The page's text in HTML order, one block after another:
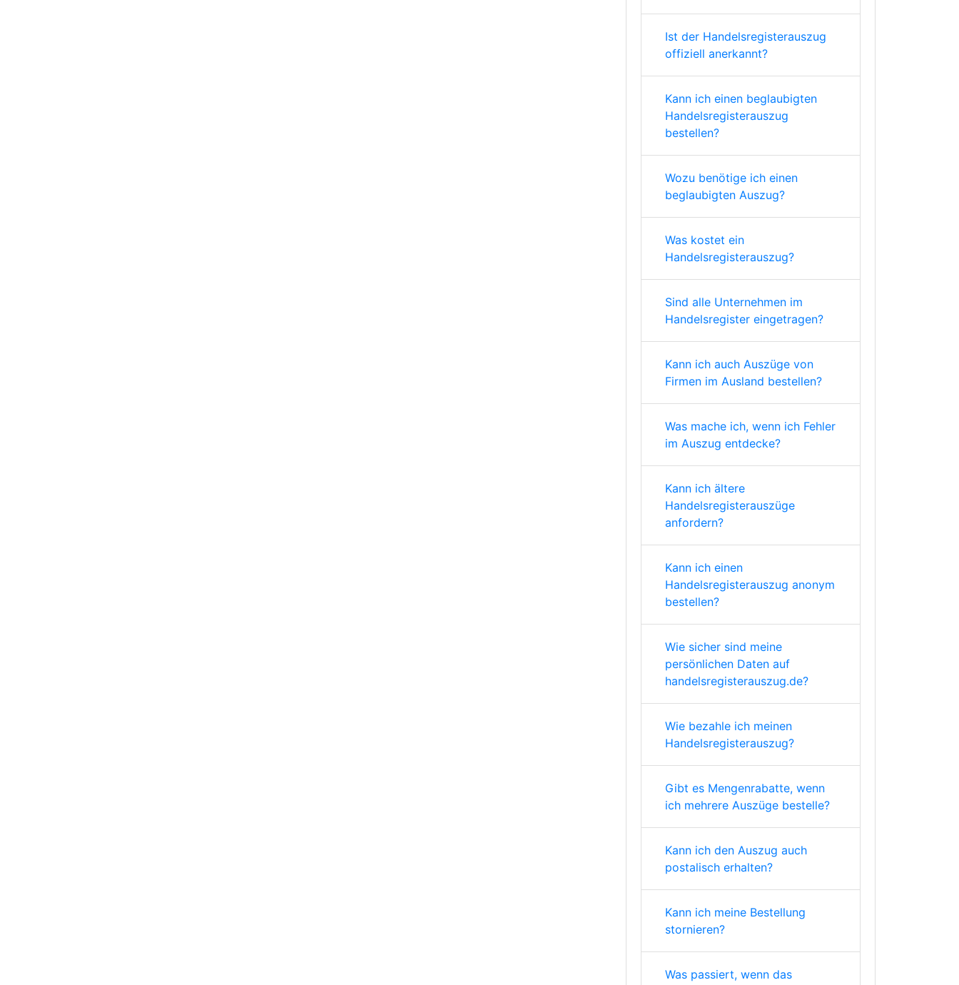
Ist der Handelsregisterauszug
offiziell anerkannt?
Kann ich einen beglaubigten
Handelsregisterauszug
bestellen?
Wozu benötige ich einen
beglaubigten Auszug?
Was kostet ein
Handelsregisterauszug?
Sind alle Unternehmen im
Handelsregister eingetragen?
Kann ich auch Auszüge von
Firmen im Ausland bestellen?
Was mache ich, wenn ich Fehler
im Auszug entdecke?
Kann ich ältere
Handelsregisterauszüge
anfordern?
Kann ich einen
Handelsregisterauszug anonym
bestellen?
Wie sicher sind meine
persönlichen Daten auf
handelsregisterauszug.de?
Wie bezahle ich meinen
Handelsregisterauszug?
Gibt es Mengenrabatte, wenn
ich mehrere Auszüge bestelle?
Kann ich den Auszug auch
postalisch erhalten?
Kann ich meine Bestellung
stornieren?
Was passiert, wenn das